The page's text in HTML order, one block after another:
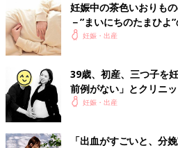
B*****さん
返信ありがとうございます🥺次
電話してみます！本当お互い不
🥺🥺
関連するその他の体験談
妊娠中の茶色いおりも
－”まいにちのたまひよ
妊娠・出産
39歳、初産、三つ子を
前例がない」とクリニ
日々…【桑子英里アナ・
妊娠・出産
「出血がすごいと、分